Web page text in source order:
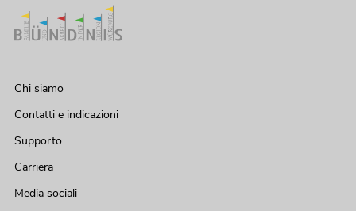
Chi siamo
Contatti e indicazioni
Supporto
Carriera
Media sociali